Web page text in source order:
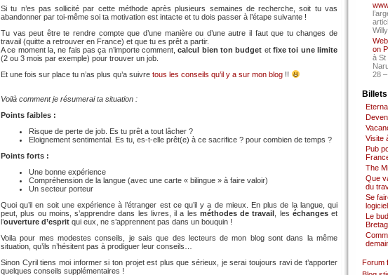
Si tu n’es pas sollicité par cette méthode après plusieurs semaines de recherche, soit tu vas
abandonner par toi-même soi ta motivation est intacte et tu dois passer à l’étape suivante !
Tu vas peut être te rendre compte que d’une manière ou d’une autre il faut que tu changes de
travail (quitte a retrouver en France) et que tu es prêt a partir.
A ce moment la, ne fais pas ça n’importe comment,calcul bien ton budget etfixe toi une limite
(2 ou 3 mois par exemple) pour trouver un job.
Et une fois sur place tu n’as plus qu’a suivre tous les conseils qu’il y a sur mon blog !!
Voilà comment je résumerai ta situation :
Points faibles :
Risque de perte de job. Es tu prêt a tout lâcher ?
Eloignement sentimental. Es tu, es-t-elle prêt(e) à ce sacrifice ? pour combien de temps ?
Points forts :
Une bonne expérience
Compréhension de la langue (avec une carte « bilingue » à faire valoir)
Un secteur porteur
Quoi qu’il en soit une expérience à l’étranger est ce qu’il y a de mieux. En plus de la langue, qui
peut, plus ou moins, s’apprendre dans les livres, il a les méthodes de travail , les échangeset
l’ouverture d’esprit qui eux, ne s’apprennent pas dans un bouquin !
Voila pour mes modestes conseils, je sais que des lecteurs de mon blog sont dans la même
situation, qu’ils n’hésitent pas à prodiguer leur conseils…
Sinon Cyril tiens moi informer si ton projet est plus que sérieux, je serai toujours ravi de t’apporter
quelques conseils supplémentaires !
on
à St
28
Visite
Pub
The
Que
du
Se
Le
Forum